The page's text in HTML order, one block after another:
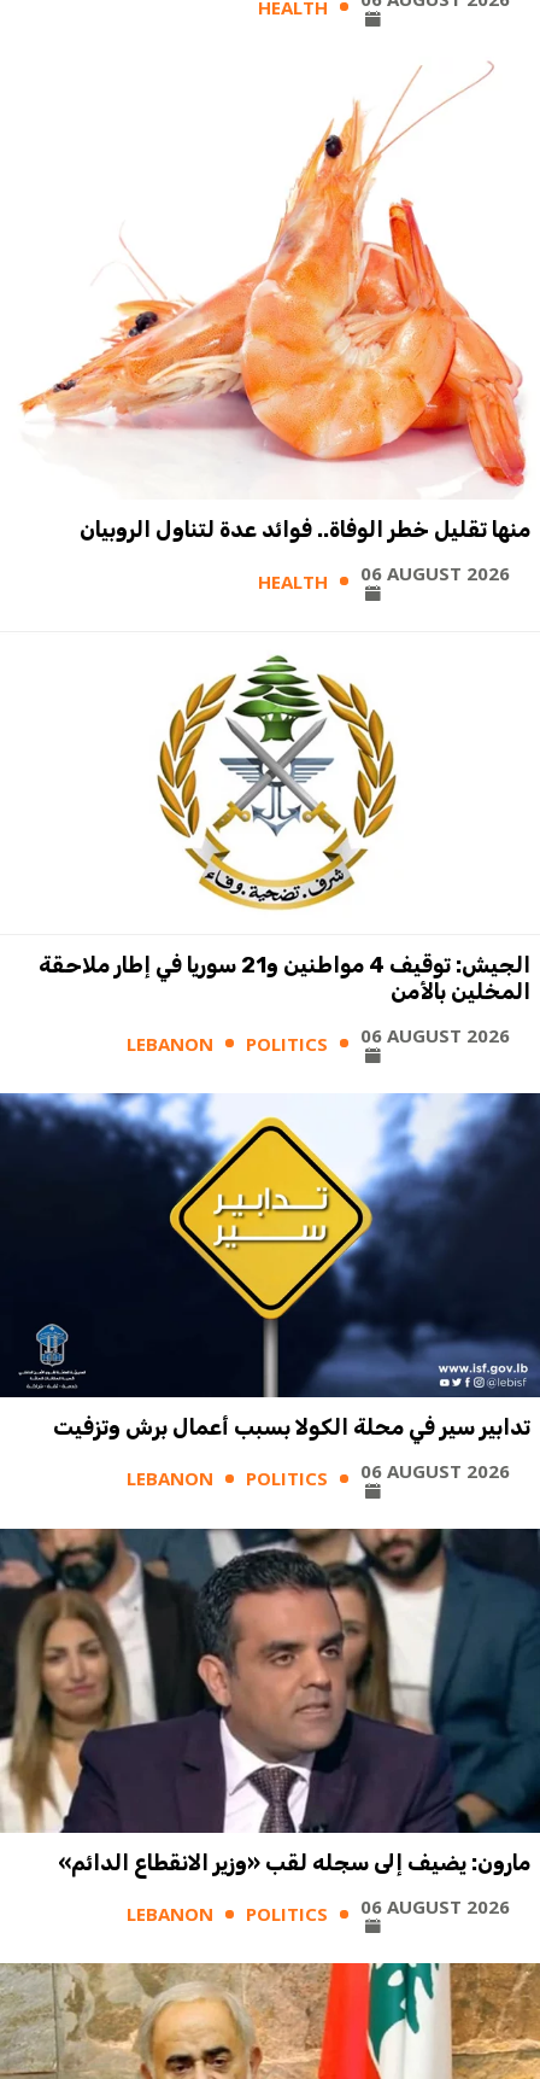
HEALTH
منها تقليل خطر الوفاة.. فوائد عدة لتناول الروبيان
HEALTH 06 AUGUST 2026
الجيش: توقيف 4 مواطنين و21 سوريا في إطار ملاحقة
المخلين بالأمن
LEBANON POLITICS 06 AUGUST 2026
تدابير سير في محلة الكولا بسبب أعمال برش وتزفيت
LEBANON POLITICS 06 AUGUST 2026
مارون: يضيف إلى سجله لقب «وزير الانقطاع الدائم»
LEBANON POLITICS 06 AUGUST 2026